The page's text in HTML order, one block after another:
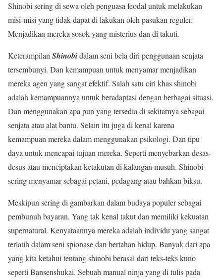
Shinobi sering di sewa oleh penguasa feodal untuk melakukan
misi-misi yang tidak dapat di lakukan oleh pasukan reguler.
Menjadikan mereka sosok yang misterius dan di takuti.
Keterampilan Shinobidalam seni bela diri penggunaan senjata
tersembunyi. Dan kemampuan untuk menyamar menjadikan
mereka agen yang sangat efektif. Salah satu ciri khas shinobi
adalah kemampuannya untuk beradaptasi dengan berbagai situasi.
Dan menggunakan apa pun yang tersedia di sekitarnya sebagai
senjata atau alat bantu. Selain itu juga di kenal karena
kemampuan mereka dalam menggunakan psikologi. Dan tipu
daya untuk mencapai tujuan mereka. Seperti menyebarkan desas-
desus atau menciptakan ketakutan di kalangan musuh. Shinobi
sering menyamar sebagai petani, pedagang atau bahkan biksu.
Meskipun sering di gambarkan dalam budaya populer sebagai
pembunuh bayaran. Yang tak kenal takut dan memiliki kekuatan
supernatural. Kenyataannya mereka adalah individu yang sangat
terlatih dalam seni spionase dan bertahan hidup. Banyak dari apa
yang kita ketahui tentang shinobi berasal dari teks-teks kuno
seperti Bansenshukai. Sebuah manual ninja yang di tulis pada